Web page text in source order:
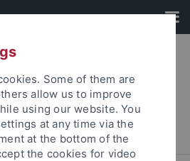
Some of them are
allow us to improve
using our website. You
at any time via the
at the bottom of the
the cookies for video